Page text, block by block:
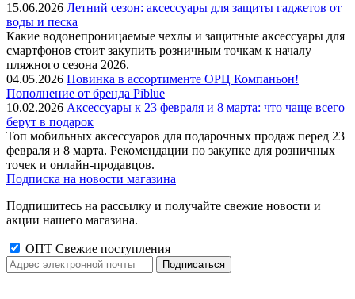
15.06.2026 Летний сезон: аксессуары для защиты гаджетов от
воды и песка
Какие водонепроницаемые чехлы и защитные аксессуары для
смартфонов стоит закупить розничным точкам к началу
пляжного сезона 2026.
04.05.2026 Новинка в ассортименте OРЦ Компаньон!
Пополнение от бренда Piblue
10.02.2026 Аксессуары к 23 февраля и 8 марта: что чаще всего
берут в подарок
Топ мобильных аксессуаров для подарочных продаж перед 23
февраля и 8 марта. Рекомендации по закупке для розничных
точек и онлайн-продавцов.
Подписка на новости магазина
Подпишитесь на рассылку и получайте свежие новости и
акции нашего магазина.
ОПТ Свежие поступления